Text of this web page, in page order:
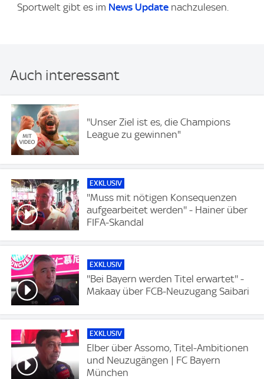
Sportwelt gibt es im News Update nachzulesen.
Auch interessant
"Unser Ziel ist es, die Champions
League zu gewinnen"
EXKLUSIV
''Muss mit nötigen Konsequenzen
aufgearbeitet werden'' - Hainer über
FIFA-Skandal
EXKLUSIV
''Bei Bayern werden Titel erwartet'' -
Makaay über FCB-Neuzugang Saibari
EXKLUSIV
Elber über Assomo, Titel-Ambitionen
und Neuzugängen | FC Bayern
München